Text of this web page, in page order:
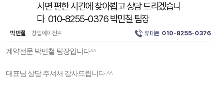
시면 편한 시간에 찾아뵙고 상담 드리겠습니
다 010-8255-0376 박민철 팀장
박민철 창업에이전트 휴대폰 010-8255-0376
계약전문 박민철 팀장입니다^^
대표님 상담 주셔서 감사드립니다 ^^